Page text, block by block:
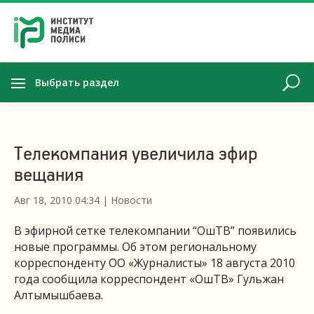
Выбрать раздел
Телекомпания увеличила эфир
вещания
Авг 18, 2010 04:34 | Новости
В эфирной сетке телекомпании “ОшТВ” появились
новые программы. Об этом региональному
корреспонденту ОО «Журналисты» 18 августа 2010
года сообщила корреспондент «ОшТВ» Гульжан
Алтымышбаева.